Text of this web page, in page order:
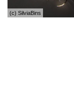
(c) SilviaBins